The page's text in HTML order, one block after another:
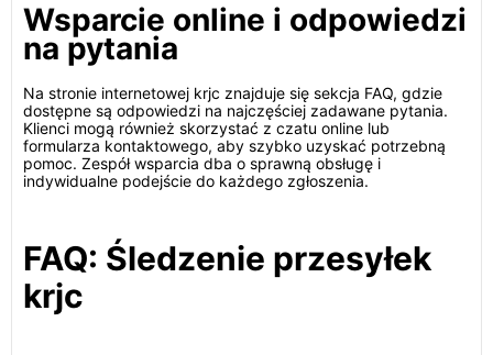
Wsparcie online i odpowiedzi
na pytania
Na stronie internetowej krjc znajduje się sekcja FAQ, gdzie
dostępne są odpowiedzi na najczęściej zadawane pytania.
Klienci mogą również skorzystać z czatu online lub
formularza kontaktowego, aby szybko uzyskać potrzebną
pomoc. Zespół wsparcia dba o sprawną obsługę i
indywidualne podejście do każdego zgłoszenia.
FAQ: Śledzenie przesyłek
krjc